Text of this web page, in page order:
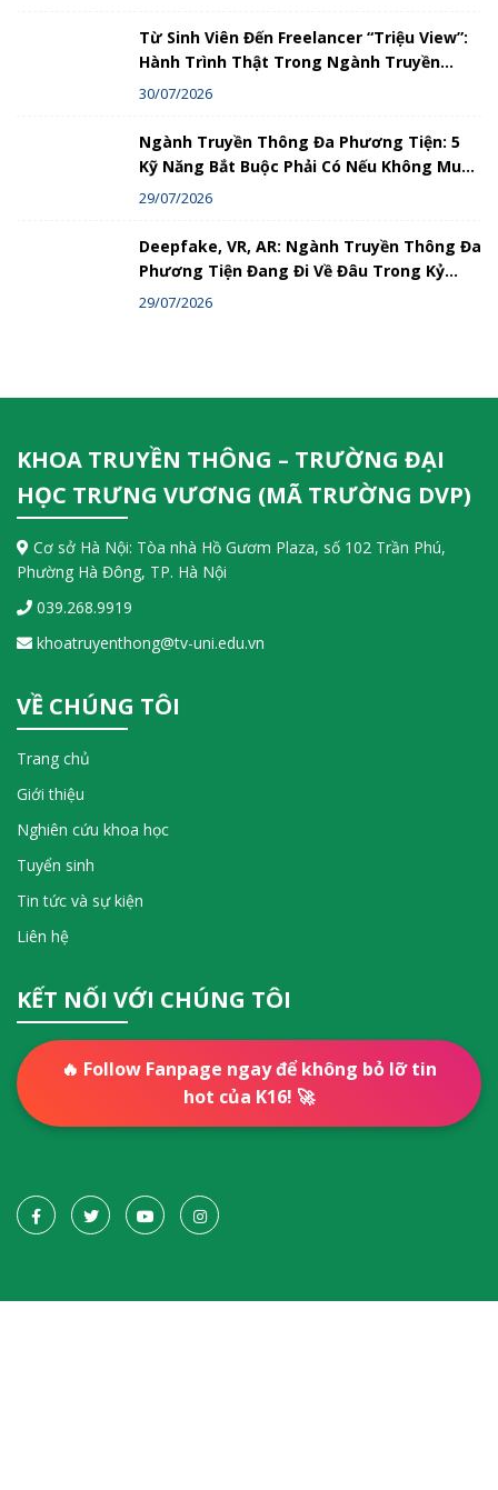
Từ Sinh Viên Đến Freelancer “Triệu View”:
Hành Trình Thật Trong Ngành Truyền
Thông Đa Phương Tiện
30/07/2026
Ngành Truyền Thông Đa Phương Tiện: 5
Kỹ Năng Bắt Buộc Phải Có Nếu Không Muốn
Bị Loại Bỏ
29/07/2026
Deepfake, VR, AR: Ngành Truyền Thông Đa
Phương Tiện Đang Đi Về Đâu Trong Kỷ
Nguyên Số?
29/07/2026
KHOA TRUYỀN THÔNG – TRƯỜNG ĐẠI
HỌC TRƯNG VƯƠNG (MÃ TRƯỜNG DVP)
Cơ sở Hà Nội: Tòa nhà Hồ Gươm Plaza, số 102 Trần Phú,
Phường Hà Đông, TP. Hà Nội
039.268.9919
khoatruyenthong@tv-uni.edu.vn
VỀ CHÚNG TÔI
Trang chủ
Giới thiệu
Nghiên cứu khoa học
Tuyển sinh
Tin tức và sự kiện
Liên hệ
KẾT NỐI VỚI CHÚNG TÔI
🔥 Follow Fanpage ngay để không bỏ lỡ tin
hot của K16! 🚀